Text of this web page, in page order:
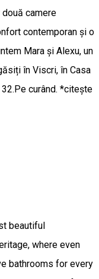
camere
contemporan și o
Mara și Alexu, un
în Viscri, în Casa
curând. *citește
beautiful
where even
bathrooms for every